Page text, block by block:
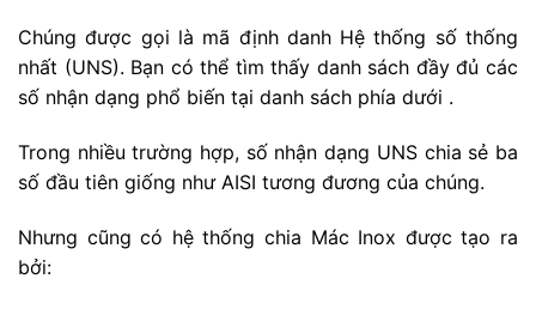
Chúng được gọi là mã định danh Hệ thống số thống
nhất (UNS). Bạn có thể tìm thấy danh sách đầy đủ các
số nhận dạng phổ biến tại danh sách phía dưới .
Trong nhiều trường hợp, số nhận dạng UNS chia sẻ ba
số đầu tiên giống như AISI tương đương của chúng.
Nhưng cũng có hệ thống chia Mác Inox được tạo ra
bởi: